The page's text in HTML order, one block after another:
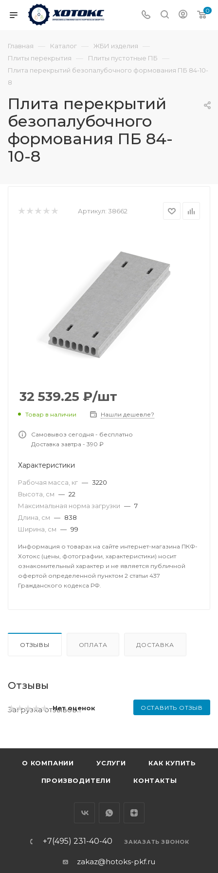
0
Главная — Каталог — ЖБИ изделия —
Плиты перекрытия — Плиты пустотные ПБ —
Плита перекрытий безопалубочного формования ПБ 84-10-
8
Плита перекрытий
безопалубочного
формования ПБ 84-
10-8
Артикул: 38662
32 539.25 ₽/шт
Товар в наличии Нашли дешевле?
Самовывоз сегодня - бесплатно
Доставка завтра - 390 ₽
Характеристики
Рабочая масса, кг — 3220
Высота, см — 22
Максимальная норма загрузки — 7
Длина, см — 838
Ширина, см — 99
Информация о товарах на сайте интернет-магазина ПКФ-
Хотокс (цены, фотографии, характеристики) носит
ознакомительный характер и не является публичной
офертой определенной пунктом 2 статьи 437
Гражданского кодекса РФ.
ОТЗЫВЫ ОПЛАТА ДОСТАВКА
Отзывы
Нет оценок ОСТАВИТЬ ОТЗЫВ
Загрузка отзывов...
О КОМПАНИИ УСЛУГИ КАК КУПИТЬ
ПРОИЗВОДИТЕЛИ КОНТАКТЫ
+7(495) 231-40-40 ЗАКАЗАТЬ ЗВОНОК
zakaz@hotoks-pkf.ru